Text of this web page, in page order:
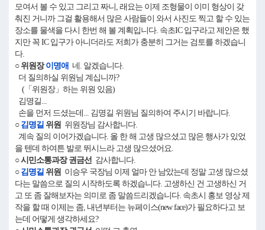
모여서 볼 수 있고 그리고 짜니, 래요는 이제 조형물이 이미 형상이 갖
춰진 거니까 그걸 활용해서 많은 사람들이 와서 사진도 찍고 할 수 있는
장소를 물색을 다시 한번 해 볼 계획입니다. 속초IC 입구라고 제안은 했
지만 꼭 IC 입구가 아니더라도 저희가 충분히 그거는 검토를 하겠습니
다.
○ 위원장이명애 네. 알겠습니다.
더 질의하실 위원님 계십니까?
(「위원장」하는 위원 있음)
김명길...
손을 먼저 드셨는데... 김명길 위원님 질의하여 주시기 바랍니다.
○ 김명길 위원 위원장님 감사합니다.
계속 질의 이어가겠습니다. 올 한 해 고생 많으셨고 많은 행사가 있었
을 텐데 하여튼 발로 뛰시느라 고생 많으셨어요.
○ 시민소통과장 권금선 감사합니다.
○ 김명길 위원 이승우 국장님 이제 얼마 안 남았는데 정말 고생 많으셨
다는 말씀으로 질의 시작하도록 하겠습니다. 고생하신 건 고생하신 거
고 또 좀 잘해보자는 의미로 좀 말씀드리겠습니다. 속초시 홍보 영상 제
작을 할 때 이제는 좀, 내년부터는 뉴페이스(new face)가 필요하다고 보
는데 어떻게 생각하세요?